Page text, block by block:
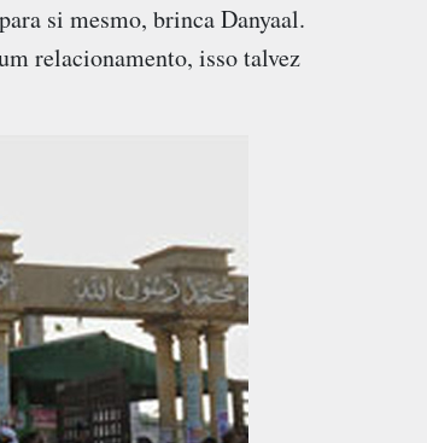
si mesmo, brinca Danyaal.
relacionamento, isso talvez